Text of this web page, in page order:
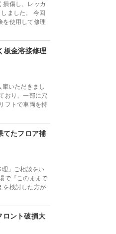
損傷し、レッカ
ました。 今回
を使用して修理
板金溶接修理
いただきまし
おり、一部に穴
フトで車両を持
てたフロア補
」ご相談をい
で『このままで
を検討した方が
ロント破損大